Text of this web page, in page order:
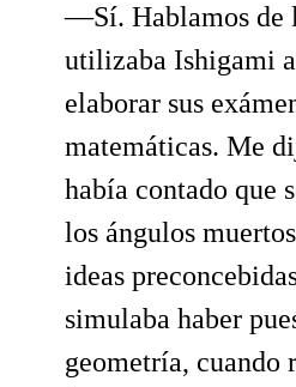
—Sí. Hablamos de
utilizaba Ishigami
elaborar sus
matemáticas. Me
había contado que
los ángulos
ideas
simulaba haber
geometría, cuando